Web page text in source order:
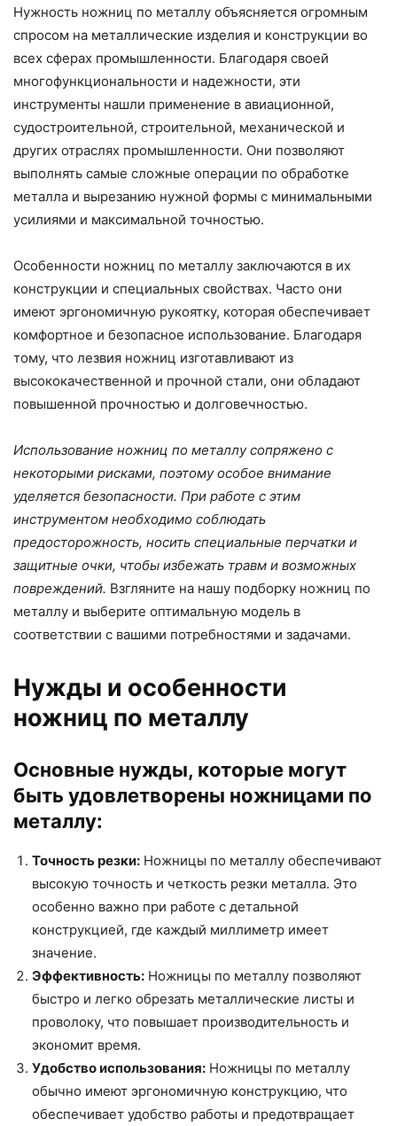
Нужность ножниц по металлу объясняется огромным
спросом на металлические изделия и конструкции во
всех сферах промышленности. Благодаря своей
многофункциональности и надежности, эти
инструменты нашли применение в авиационной,
судостроительной, строительной, механической и
других отраслях промышленности. Они позволяют
выполнять самые сложные операции по обработке
металла и вырезанию нужной формы с минимальными
усилиями и максимальной точностью.
Особенности ножниц по металлу заключаются в их
конструкции и специальных свойствах. Часто они
имеют эргономичную рукоятку, которая обеспечивает
комфортное и безопасное использование. Благодаря
тому, что лезвия ножниц изготавливают из
высококачественной и прочной стали, они обладают
повышенной прочностью и долговечностью.
Использование ножниц по металлу сопряжено с
некоторыми рисками, поэтому особое внимание
уделяется безопасности. При работе с этим
инструментом необходимо соблюдать
предосторожность, носить специальные перчатки и
защитные очки, чтобы избежать травм и возможных
повреждений. Взгляните на нашу подборку ножниц по
металлу и выберите оптимальную модель в
соответствии с вашими потребностями и задачами.
Нужды и особенности
ножниц по металлу
Основные нужды, которые могут
быть удовлетворены ножницами по
металлу:
Точность резки: Ножницы по металлу обеспечивают
высокую точность и четкость резки металла. Это
особенно важно при работе с детальной
конструкцией, где каждый миллиметр имеет
значение.
Эффективность: Ножницы по металлу позволяют
быстро и легко обрезать металлические листы и
проволоку, что повышает производительность и
экономит время.
Удобство использования: Ножницы по металлу
обычно имеют эргономичную конструкцию, что
обеспечивает удобство работы и предотвращает